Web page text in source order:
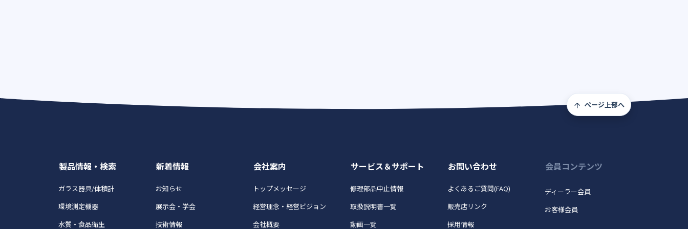
ページ上部へ
製品情報・検索
ガラス器具/体積計
環境測定機器
水質・食品衛生
新着情報
お知らせ
展示会・学会
技術情報
会社案内
トップメッセージ
経営理念・経営ビジョン
会社概要
サービス＆サポート
修理部品中止情報
取扱説明書一覧
動画一覧
お問い合わせ
よくあるご質問(FAQ)
販売店リンク
採用情報
会員コンテンツ
ディーラー会員
お客様会員